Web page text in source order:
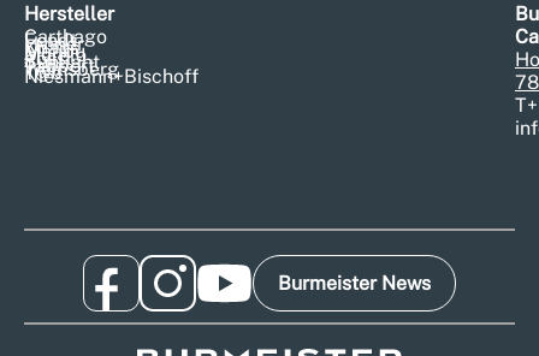
Hersteller
Carthago
Fendt
Hymer
Knaus
Malibu
Morelo
Pössl
Sunlight
Tabbert
Weinsberg
T@b
Niesmann+Bischoff
T
Burmeister News